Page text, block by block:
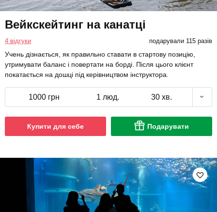
Вейкскейтинг на канатці
4 відгуки подарували 115 разів
Учень дізнається, як правильно ставати в стартову позицію,
утримувати баланс і повертати на борді. Після цього клієнт
покатається на дошці під керівництвом інструктора.
1000 грн 1 люд. 30 хв.
Купити для себе Подарувати